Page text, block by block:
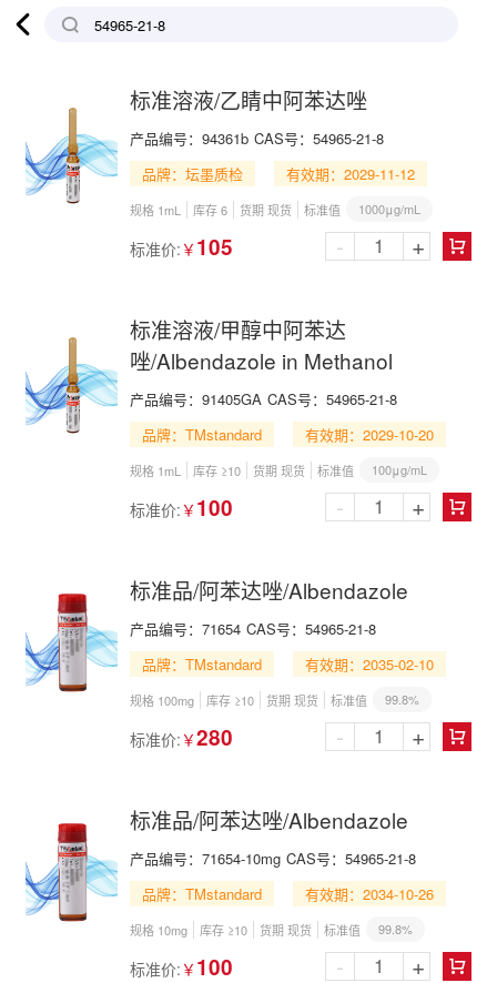

标准溶液/乙睛中阿苯达唑
产品编号： 94361b CAS号： 54965-21-8
品牌：坛墨质检
有效期：2029-11-12
规格 1mL 库存 6 货期 现货 标准值 1000μg/mL
标准价: ￥ 105 
- +
标准溶液/甲醇中阿苯达
唑/Albendazole in Methanol
产品编号： 91405GA CAS号： 54965-21-8
品牌：TMstandard
有效期：2029-10-20
规格 1mL 库存 ≥10 货期 现货 标准值 100μg/mL
标准价: ￥ 100 
- +
标准品/阿苯达唑/Albendazole
产品编号： 71654 CAS号： 54965-21-8
品牌：TMstandard
有效期：2035-02-10
规格 100mg 库存 ≥10 货期 现货 标准值 99.8%
标准价: ￥280 
- +
标准品/阿苯达唑/Albendazole
产品编号： 71654-10mg CAS号： 54965-21-8
品牌：TMstandard
有效期：2034-10-26
规格 10mg 库存 ≥10 货期 现货 标准值 99.8%
标准价: ￥ 100 
- +